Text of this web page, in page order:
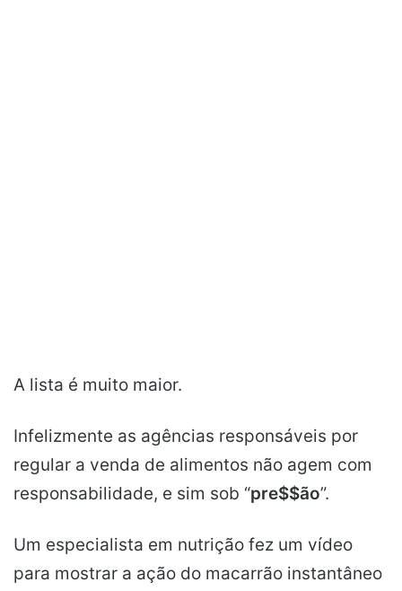
A lista é muito maior.
Infelizmente as agências responsáveis por
regular a venda de alimentos não agem com
responsabilidade, e sim sob “pre$$ão”.
Um especialista em nutrição fez um vídeo
para mostrar a ação do macarrão instantâneo